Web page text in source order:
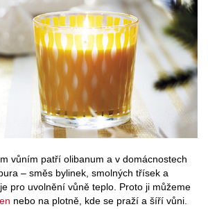
vůním patří olibanum a v domácnostech
– směs bylinek, smolných třísek a
pro uvolnění vůně teplo. Proto ji můžeme
nebo na plotně, kde se praží a šíří vůni.